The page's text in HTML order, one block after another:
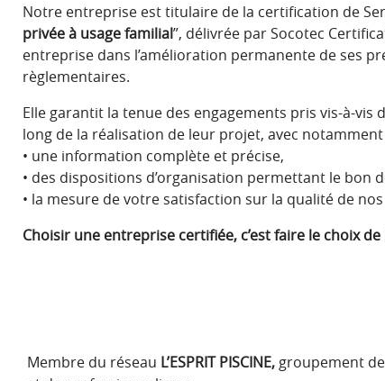
Notre entreprise est titulaire de la certification de
privée à usage familial”, délivrée par Socotec
entreprise dans l’amélioration permanente de ses
règlementaires.
Elle garantit la tenue des engagements pris vis-à-
long de la réalisation de leur projet, avec notamment
• une information complète et précise,
• des dispositions d’organisation permettant le bon
• la mesure de votre satisfaction sur la qualité de
Choisir une entreprise certifiée, c’est faire le choix
Membre du réseau L’ESPRIT PISCINE, groupement